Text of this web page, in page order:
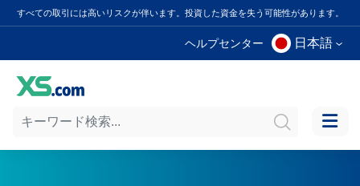
すべての取引には高いリスクが伴います。投資した資金を失う可能性があります。
ヘルプセンター 日本語